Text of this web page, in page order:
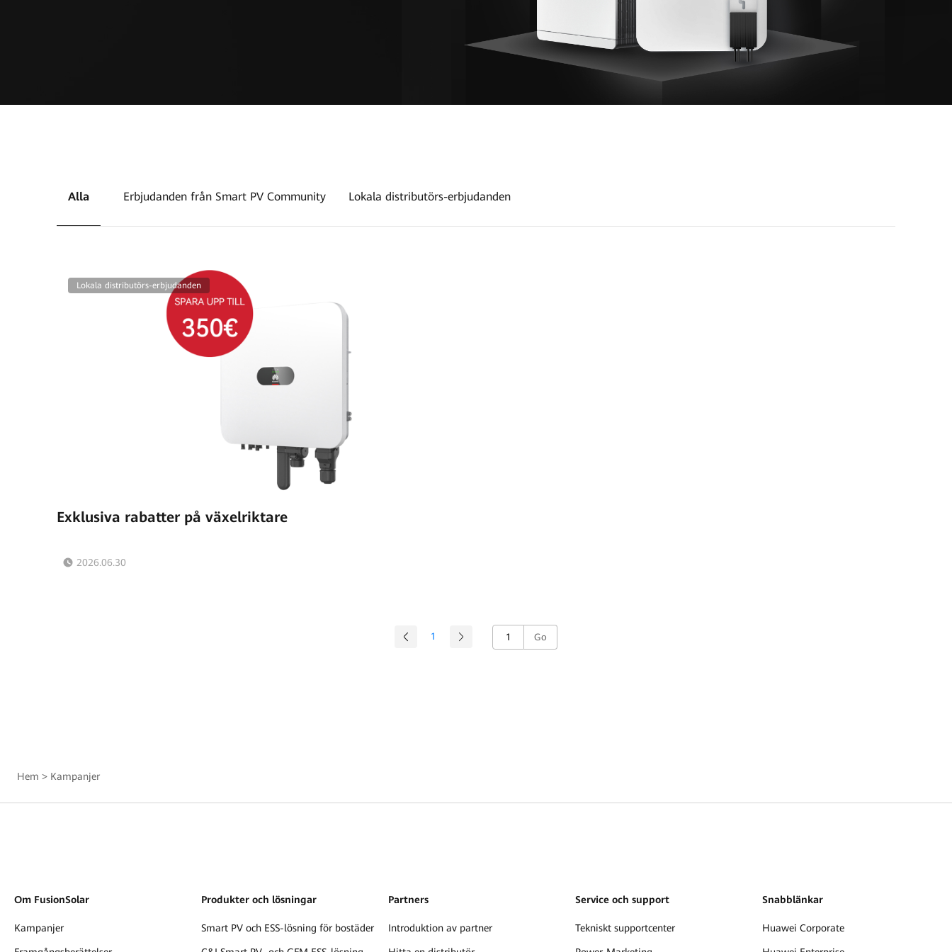
Alla Erbjudanden från Smart PV Community Lokala distributörs-erbjudanden
Lokala distributörs-erbjudanden
Exklusiva rabatter på växelriktare
2026.06.30
1 Go
Hem > Kampanjer
Om FusionSolar
Kampanjer
Produkter och lösningar
Smart PV och ESS-lösning för bostäder
Partners
Introduktion av partner
Service och support
Tekniskt supportcenter
Snabblänkar
Huawei Corporate